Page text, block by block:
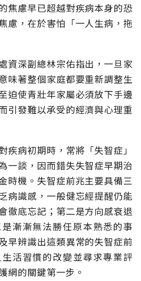
焦慮早已超越對疾病本身的恐
慮，在於害怕「一人生病，拖
資深副總林宗佑指出，一旦家
味著整個家庭都要重新調整生
迫使青壯年家屬必須放下手邊
引發難以承受的經濟與心理重
疾病初期時，常將「失智症」
一談，因而錯失失智症早期治
時機。失智症前兆主要具備三
病識感，一般健忘經提醒仍能
徹底忘記；第二是方向感衰退
漸漸無法勝任原本熟悉的事
早辨識出這類異常的失智症前
活習慣的改變並尋求專業評
網的關鍵第一步。